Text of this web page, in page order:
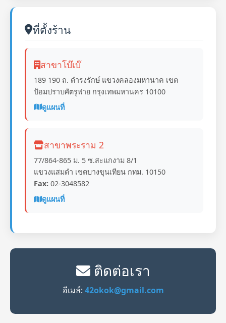
ที่ตั้งร้าน
สาขาโบ๊เบ๊
189 190 ถ. ดำรงรักษ์ แขวงคลองมหานาค เขต
ป้อมปราบศัตรูพ่าย กรุงเทพมหานคร 10100
ดูแผนที่
สาขาพระราม 2
77/864-865 ม. 5 ซ.สะแกงาม 8/1
แขวงแสมดำ เขตบางขุนเทียน กทม. 10150
Fax: 02-3048582
ดูแผนที่
ติดต่อเรา
อีเมล์: 42okok@gmail.com